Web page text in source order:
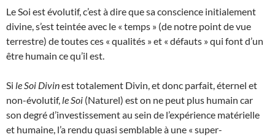
Le Soi est évolutif, c’est à dire que sa conscience initialement
divine, s’est teintée avec le « temps » (de notre point de vue
terrestre) de toutes ces « qualités » et « défauts » qui font d’un
être humain ce qu’il est.
Si le Soi Divinest totalement Divin, et donc parfait, éternel et
non-évolutif, le Soi (Naturel) est on ne peut plus humain car
son degré d’investissement au sein de l’expérience matérielle
et humaine, l’a rendu quasi semblable à une « super-